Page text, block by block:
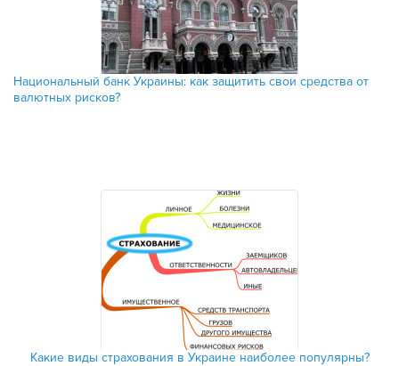
Национальный банк Украины: как защитить свои средства от
валютных рисков?
Какие виды страхования в Украине наиболее популярны?